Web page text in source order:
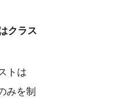
クラス
トは
みを制